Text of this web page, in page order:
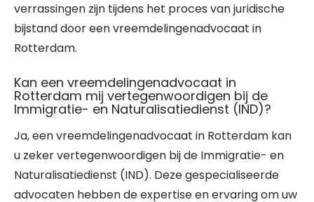
verrassingen zijn tijdens het proces van juridische
bijstand door een vreemdelingenadvocaat in
Rotterdam.
Kan een vreemdelingenadvocaat in
Rotterdam mij vertegenwoordigen bij de
Immigratie- en Naturalisatiedienst (IND)?
Ja, een vreemdelingenadvocaat in Rotterdam kan
u zeker vertegenwoordigen bij de Immigratie- en
Naturalisatiedienst (IND). Deze gespecialiseerde
advocaten hebben de expertise en ervaring om uw